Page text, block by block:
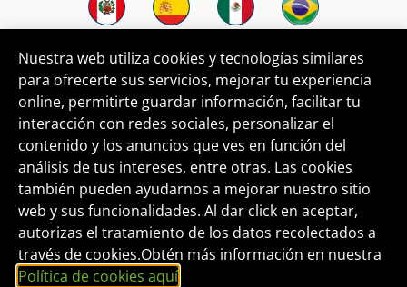
Conoce nuestros diplomados y
cursos enwww.f de.edu.p
Nuestra web utiliza cookies y tecnologías similares
para ofrecerte sus servicios, mejorar tu experiencia
online, permitirte guardar información, facilitar tu
interacción con redes sociales, personalizar el
contenido y los anuncios que ves en función del
análisis de tus intereses, entre otras. Las cookies
también pueden ayudarnos a mejorar nuestro sitio
web y sus funcionalidades. Al dar click en aceptar,
autorizas el tratamiento de los datos recolectados a
través de cookies.Obtén más información en nuestra
Política de cookies aquí